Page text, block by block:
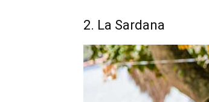
2. La Sardana